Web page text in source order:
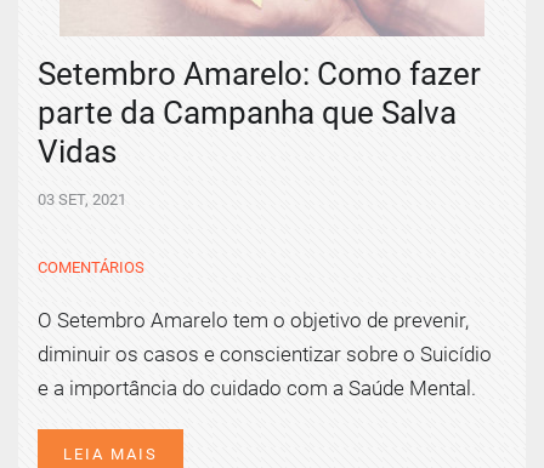
Setembro Amarelo: Como fazer
parte da Campanha que Salva
Vidas
03 SET, 2021
COMENTÁRIOS
O Setembro Amarelo tem o objetivo de prevenir,
diminuir os casos e conscientizar sobre o Suicídio
e a importância do cuidado com a Saúde Mental.
LEIA MAIS